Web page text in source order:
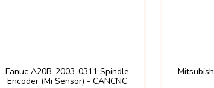
Fanuc A20B-2003-0311 Spindle
Encoder (Mi Sensör) - CANCNC